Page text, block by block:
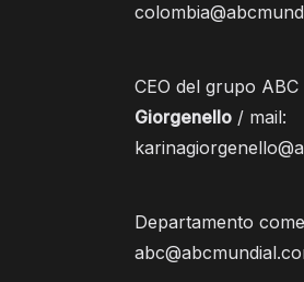
CEO del grupo
Giorgenello/ mail:
Departamento